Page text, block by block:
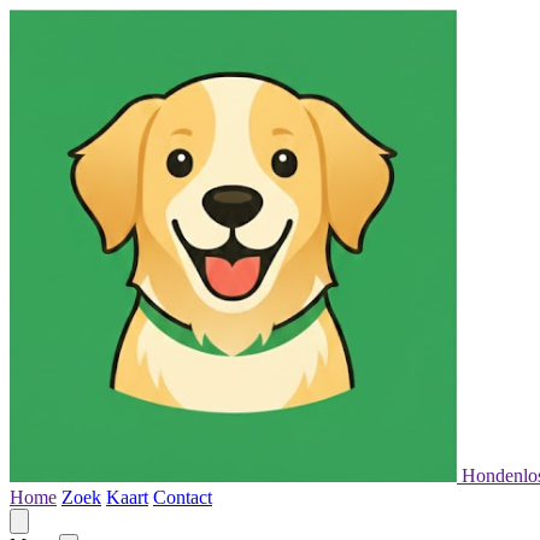
Home Zoek Kaart Contact